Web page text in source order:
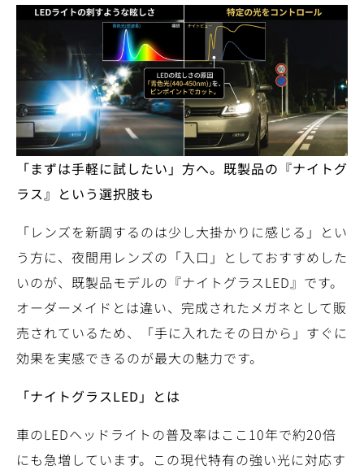
「まずは手軽に試したい」方へ。既製品の『ナイトグ
ラス』という選択肢も
「レンズを新調するのは少し大掛かりに感じる」とい
う方に、夜間用レンズの「入口」としておすすめした
いのが、既製品モデルの『ナイトグラスLED』です。
オーダーメイドとは違い、完成されたメガネとして販
売されているため、「手に入れたその日から」すぐに
効果を実感できるのが最大の魅力です。
「ナイトグラスLED」とは
車のLEDヘッドライトの普及率はここ10年で約20倍
にも急増しています。この現代特有の強い光に対応す